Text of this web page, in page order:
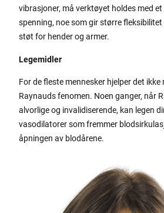
vibrasjoner, må verktøyet holdes med
spenning, noe som gir større
støt for hender og armer.
Legemidler
For de fleste mennesker hjelper det
Raynauds fenomen. Noen ganger, når
alvorlige og invalidiserende, kan legen
vasodilatorer som fremmer
åpningen av blodårene.